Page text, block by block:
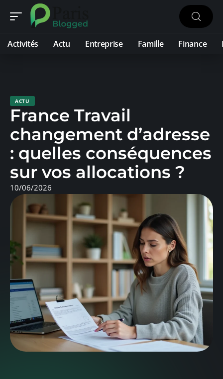
Activités Actu Entreprise Famille Finance
ACTU
France Travail
changement d’adresse
: quelles conséquences
sur vos allocations ?
10/06/2026